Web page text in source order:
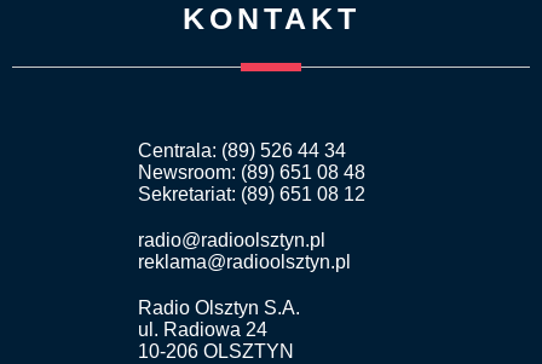
KONTAKT
Centrala: (89) 526 44 34
Newsroom: (89) 651 08 48
Sekretariat: (89) 651 08 12
radio@radioolsztyn.pl
reklama@radioolsztyn.pl
Radio Olsztyn S.A.
ul. Radiowa 24
10-206 OLSZTYN